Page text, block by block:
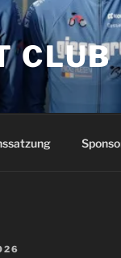
CLUB